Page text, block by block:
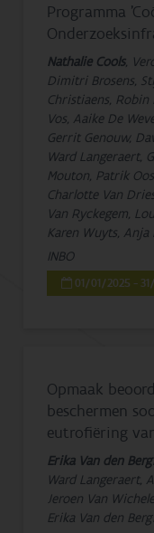
Programma
Nathalie Cools,
Dimitri Brosens,
Christiaens, Robin
Vos, Aaike De
Gerrit Genouw,
Ward Langeraert,
Mouton, Patrik
Charlotte Van
Van Ryckegem,
Karen Wuyts, Anja
INBO
01/01/2025 -
Opmaak
beschermen
eutrofiëring
Erika Van den
Ward Langeraert,
Jeroen Van
Erika Van den